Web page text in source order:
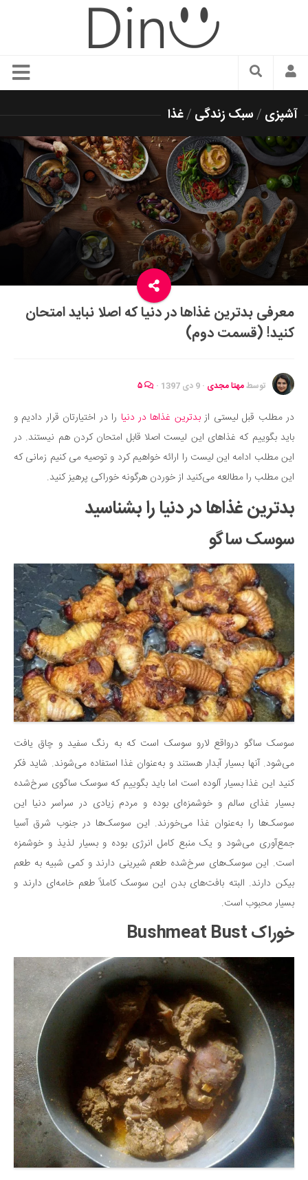
سبک زندگی
زیبایی و آرایش
شیک پوشی
دکوراسیون و چیدمان
غذا
رستوران گردی
آشپزی
سفر و گردشگری
ایران گردی
جهان گردی
موفقیت و مهارت‌های فردی
تغذیه سالم
بهداشت
بیماری و درمان
کودک و مادر
ورزش و تندرستی
روانشناسی
مراکز پزشکی و دارویی
فرهنگ و هنر
سینما و تئاتر
تلویزیون
موسیقی
چهره‌ها
عکاسی و هنرهای تجسمی
تاریخ
معماری
علمی
فناوری‌ها
نجوم و هوا فضا
زمین و محیط زیست
خودرو
دانستنی‌ها
فال
مسابقه
اخبار
آشپزی /سبک زندگی /غذا
معرفی بدترین غذاها در دنیا که اصلا نباید امتحان
کنید! (قسمت دوم)
توسطمهتا مجدی · 9 دی 1397 ·
در مطلب قبل لیستی ازبدترین غذاها در دنیا را در اختیارتان قرار دادیم و
باید بگوییم که غذاهای این لیست اصلا قابل امتحان کردن هم نیستند. در
این مطلب ادامه این لیست را ارائه خواهیم کرد و توصیه می کنیم زمانی که
این مطلب را مطالعه می‌کنید از خوردن هرگونه خوراکی پرهیز کنید.
بدترین غذاها در دنیا را بشناسید
سوسک ساگو
سوسک ساگو درواقع لارو سوسک است که به رنگ سفید و چاق یافت
می‌شود. آنها بسیار آبدار هستند و به‌عنوان غذا استفاده می‌شوند. شاید فکر
کنید این غذا بسیار آلوده است اما باید بگوییم که سوسک ساگوی سرخ‌شده
بسیار غذای سالم و خوشمزه‌ای بوده و مردم زیادی در سراسر دنیا این
سوسک‌ها را به‌عنوان غذا می‌خورند. این سوسک‌ها در جنوب شرق آسیا
جمع‌آوری می‌شود و یک منبع کامل انرژی بوده و بسیار لذیذ و خوشمزه
است. این سوسک‌های سرخ‌شده طعم شیرینی دارند و کمی شبیه به طعم
بیکن دارند. البته بافت‌های بدن این سوسک کاملاً طعم خامه‌ای دارند و
بسیار محبوب است.
خوراک Bushmeat Bust